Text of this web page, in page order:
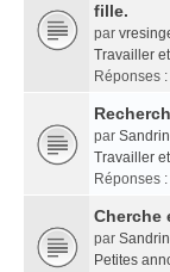
fille.
par
Travailler
Réponses :
par
Travailler
Réponses :
Cherche
par
Petites